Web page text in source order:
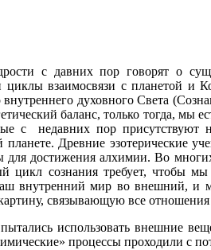
с давних пор говорят о
взаимосвязи с планетой и
духовного Света
баланс, только тогда,
с недавних пор присутствуют
планете. Древние эзотерические
для достижения алхимии. Во
цикл сознания требует, чтобы
внутренний мир во внешний,
связывающую все
использовать внешние
процессы проходили с